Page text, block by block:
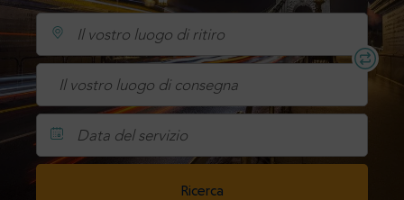
Data del servizio
Ricerca